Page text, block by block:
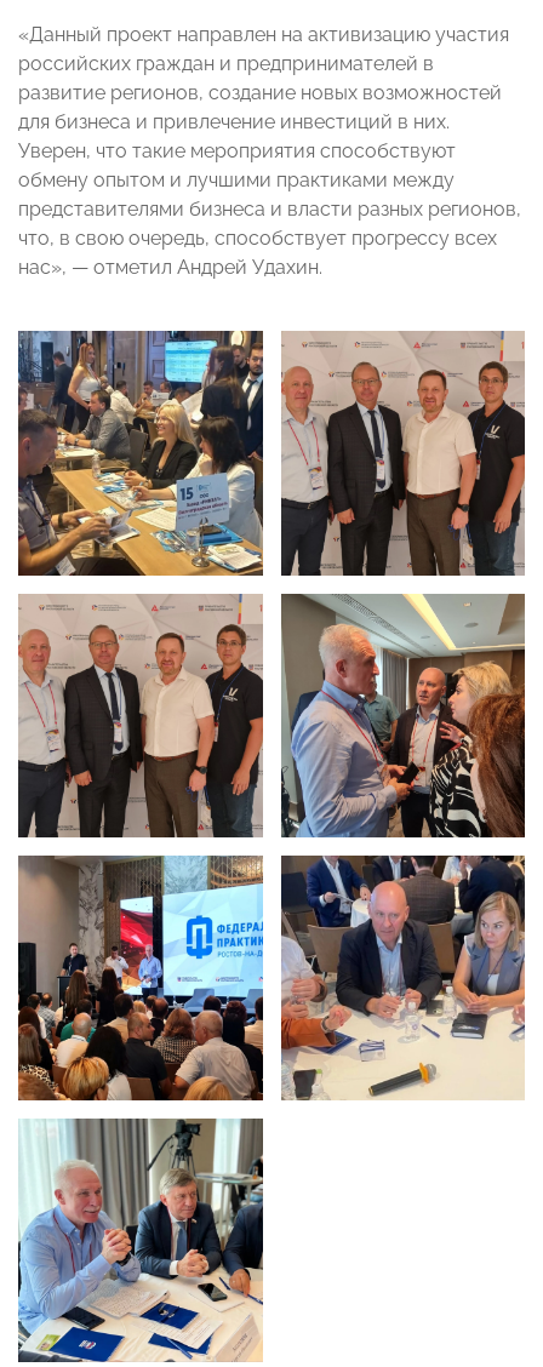
«Данный проект направлен на активизацию участия
российских граждан и предпринимателей в
развитие регионов, создание новых возможностей
для бизнеса и привлечение инвестиций в них.
Уверен, что такие мероприятия способствуют
обмену опытом и лучшими практиками между
представителями бизнеса и власти разных регионов,
что, в свою очередь, способствует прогрессу всех
нас», — отметил Андрей Удахин.